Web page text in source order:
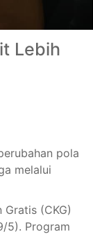
Lebih
pola
melalui
(CKG)
5). Program